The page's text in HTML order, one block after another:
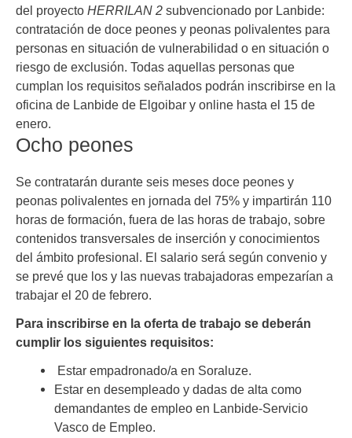
del proyecto HERRILAN 2 subvencionado por Lanbide:
contratación de doce peones y peonas polivalentes para
personas en situación de vulnerabilidad o en situación o
riesgo de exclusión. Todas aquellas personas que
cumplan los requisitos señalados podrán inscribirse en la
oficina de Lanbide de Elgoibar y online hasta el 15 de
enero.
Ocho peones
Se contratarán durante seis meses doce peones y
peonas polivalentes en jornada del 75% y impartirán 110
horas de formación, fuera de las horas de trabajo, sobre
contenidos transversales de inserción y conocimientos
del ámbito profesional. El salario será según convenio y
se prevé que los y las nuevas trabajadoras empezarían a
trabajar el 20 de febrero.
Para inscribirse en la oferta de trabajo se deberán
cumplir los siguientes requisitos:
Estar empadronado/a en Soraluze.
Estar en desempleado y dadas de alta como
demandantes de empleo en Lanbide-Servicio
Vasco de Empleo.